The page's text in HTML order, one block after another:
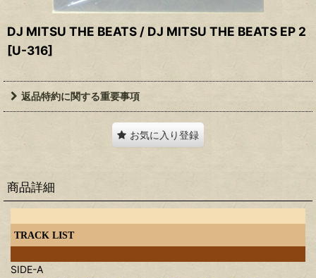
DJ MITSU THE BEATS / DJ MITSU THE BEATS EP 2
[U-316]
返品特約に関する重要事項
お気に入り登録
商品詳細
TRACK LIST
SIDE-A